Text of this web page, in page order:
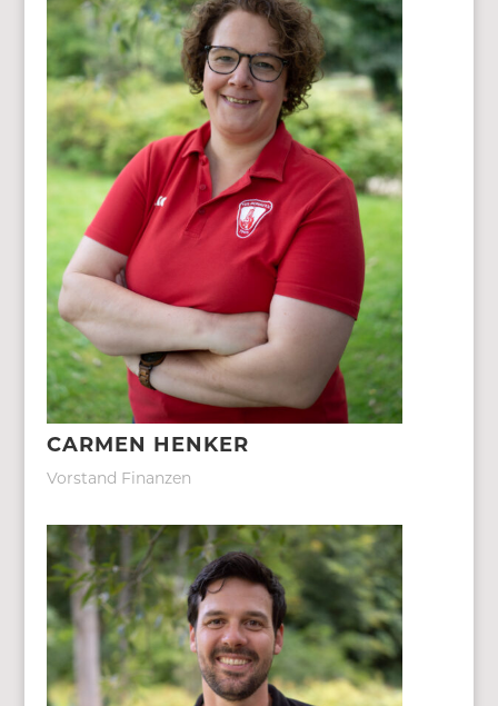
CARMEN HENKER
Vorstand Finanzen